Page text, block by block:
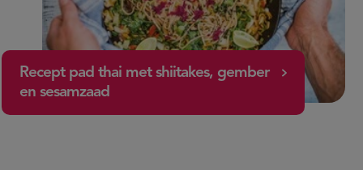
Recept pad thai met shiitakes, gember
en sesamzaad